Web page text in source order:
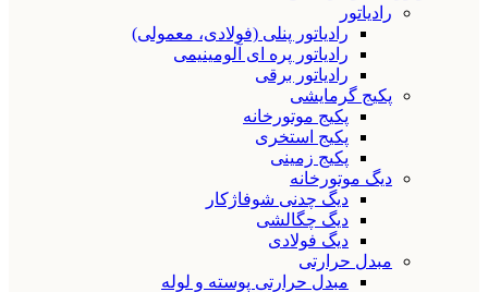
رادیاتور
رادیاتور پنلی (فولادی، معمولی)
رادیاتور پره ای آلومینیمی
رادیاتور برقی
پکیج گرمایشی
پکیج موتورخانه
پکیج استخری
پکیج زمینی
دیگ موتورخانه
دیگ چدنی شوفاژکار
دیگ چگالشی
دیگ فولادی
مبدل حرارتی
مبدل حرارتی پوسته و لوله